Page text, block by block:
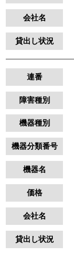
会社名
貸出し状況
連番
障害種別
機器種別
機器分類番号
機器名
価格
会社名
貸出し状況